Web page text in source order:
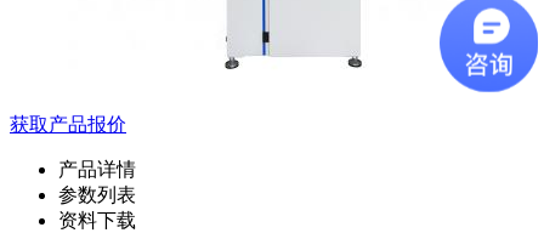
获取产品报价
产品详情
参数列表
资料下载